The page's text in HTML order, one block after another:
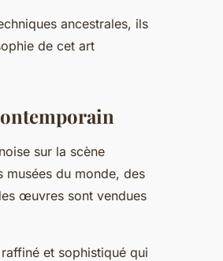
ancestrales, ils
de cet art
sur la scène
musées du monde, des
œuvres sont vendues
et sophistiqué qui